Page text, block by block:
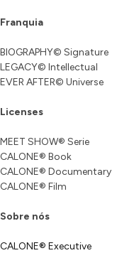
Franquia
BIOGRAPHY© Signature
LEGACY© Intellectual
EVER AFTER© Universe
Licenses
MEET SHOW® Serie
CALONE® Book
CALONE® Documentary
CALONE® Film
Sobre nós
CALONE® Executive